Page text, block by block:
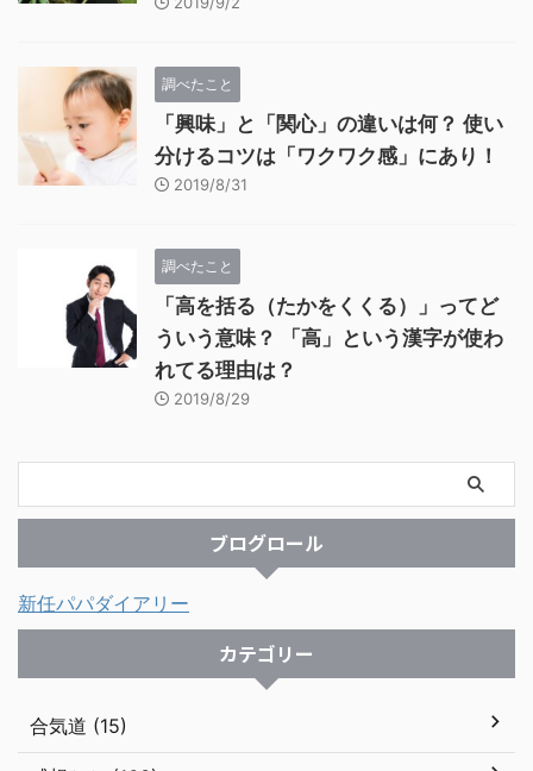
調べたこと
「興味」と「関心」の違いは何？ 使い
分けるコツは「ワクワク感」にあり！
2019/8/31
調べたこと
「高を括る（たかをくくる）」ってど
ういう意味？ 「高」という漢字が使わ
れてる理由は？
2019/8/29
ブログロール
新任パパダイアリー
カテゴリー
合気道 (15)